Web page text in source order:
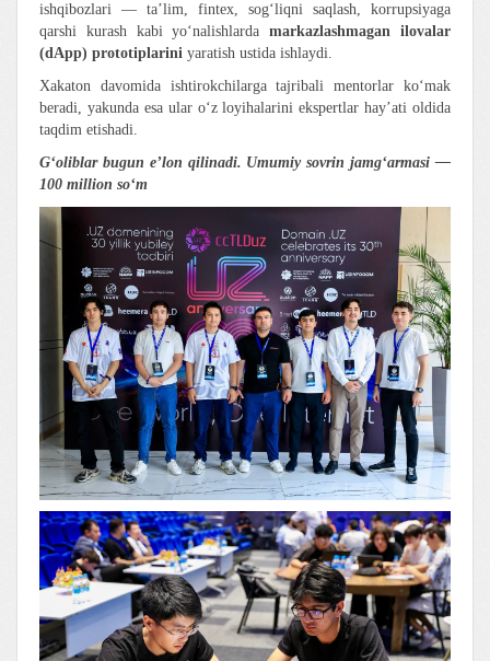
ishqibozlari — ta’lim, fintex, sog‘liqni saqlash, korrupsiyaga
qarshi kurash kabi yo‘nalishlardamarkazlashmagan ilovalar
(dApp) prototiplarini yaratish ustida ishlaydi.
Xakaton davomida ishtirokchilarga tajribali mentorlar ko‘mak
beradi, yakunda esa ular o‘z loyihalarini ekspertlar hay’ati oldida
taqdim etishadi.
G‘oliblar bugun e’lon qilinadi. Umumiy sovrin jamg‘armasi —
100 million so‘m